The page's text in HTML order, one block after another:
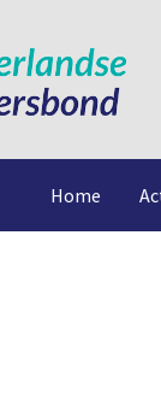
Home